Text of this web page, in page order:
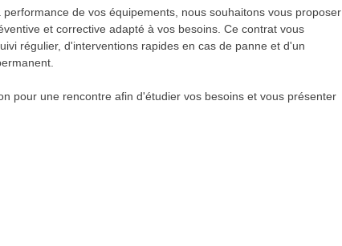
de vos équipements, nous souhaitons vous proposer
et corrective adapté à vos besoins. Ce contrat vous
régulier, d'interventions rapides en cas de panne et d'un
pour une rencontre afin d'étudier vos besoins et vous présenter